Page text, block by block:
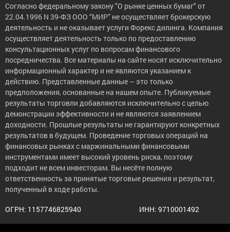
Согласно федеральному закону "О рынке ценных бумаг" от
22.04.1996 N 39-ФЗ ООО “МИР” не осуществляет брокерскую
деятельность и не оказывает услуги Форекс дилинга. Компания
осуществляет деятельность только по предоставлению
консультационных услуг по вопросам финансового
посредничества. Все материалы на сайте носят исключительно
информационный характер и не являются указанием к
действию. Представленные данные – это только
предположения, основанные на нашем опыте. Публикуемые
результаты торговли добавляются исключительно с целью
демонстрации эффективности и не являются заявлением
доходности. Прошлые результаты не гарантируют конкретных
результатов в будущем. Проведение торговых операций на
финансовых рынках с маржинальными финансовыми
инструментами имеет высокий уровень риска, поэтому
подходит не всем инвесторам. Вы несёте полную
ответственность за принятые торговые решения и результат,
полученный в ходе работы.
ОГРН: 1157746825940 ИНН: 9710001492